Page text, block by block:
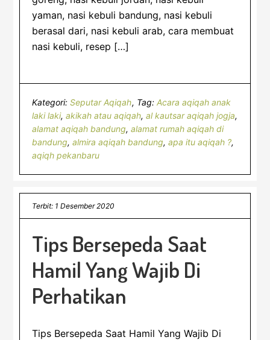
yaman, nasi kebuli bandung, nasi kebuli
berasal dari, nasi kebuli arab, cara membuat
nasi kebuli, resep […]
Kategori:Seputar Aqiqah Tag:Acara aqiqah anak
laki laki,akikah atau aqiqah,al kautsar aqiqah jogja,
alamat aqiqah bandung,alamat rumah aqiqah di
bandung,almira aqiqah bandung,apa itu aqiqah ?,
aqiqh pekanbaru
Terbit: 1 Desember 2020
Tips Bersepeda Saat
Hamil Yang Wajib Di
Perhatikan
Tips Bersepeda Saat Hamil Yang Wajib Di